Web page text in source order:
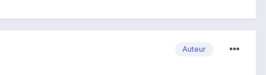
Auteur